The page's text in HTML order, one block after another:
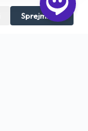
Sprejmi vse